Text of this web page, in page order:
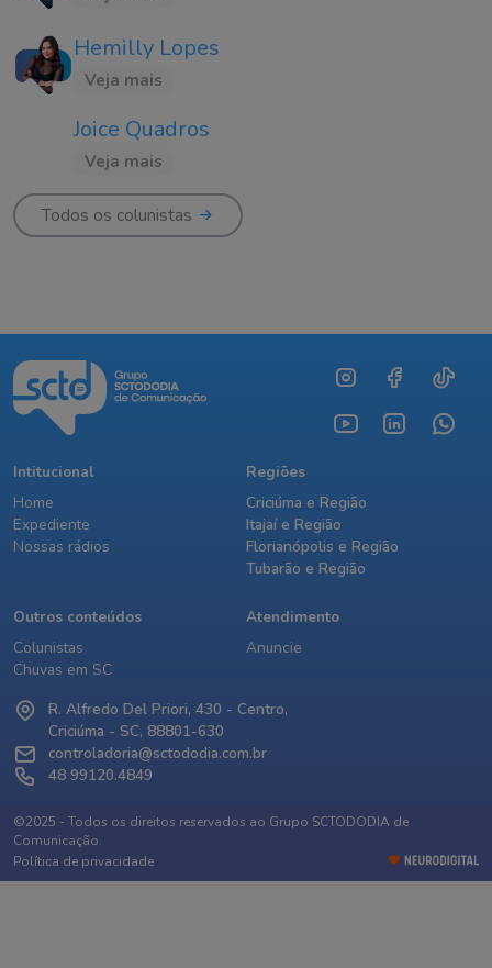
Hemilly Lopes
Veja mais
Joice Quadros
Veja mais
Todos os colunistas
Intitucional
Home
Expediente
Nossas rádios
Regiões
Criciúma e Região
Itajaí e Região
Florianópolis e Região
Tubarão e Região
Outros conteúdos
Colunistas
Chuvas em SC
Atendimento
Anuncie
R. Alfredo Del Priori, 430 - Centro,
Criciúma - SC, 88801-630
controladoria@sctododia.com.br
48 99120.4849
©2025 - Todos os direitos reservados ao Grupo SCTODODIA de
Comunicação.
Política de privacidade